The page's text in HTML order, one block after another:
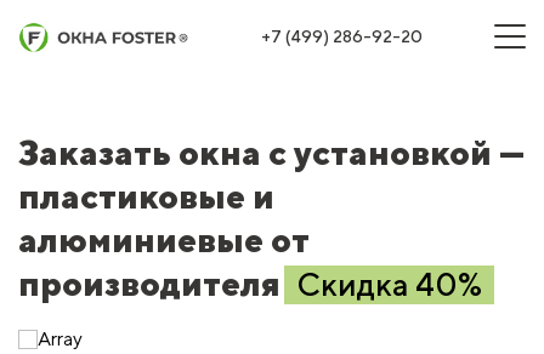
+7 (499) 286-92-20
Заказать окна с установкой —
пластиковые и
алюминиевые от
производителя Скидка 40%